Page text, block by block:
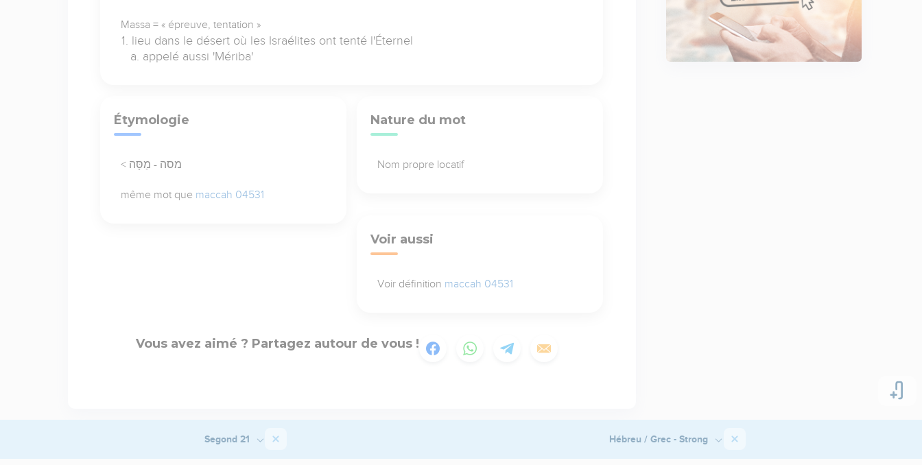
Massa = « épreuve, tentation »
lieu dans le désert où les Israélites ont tenté l'Éternel
appelé aussi 'Mériba'
Étymologie
< מסה - מַסָּה
même mot que maccah 04531
Nature du mot
Nom propre locatif
Voir aussi
Voir définition maccah 04531
Vous avez aimé ? Partagez autour de vous !
Segond 21 Hébreu / Grec - Strong